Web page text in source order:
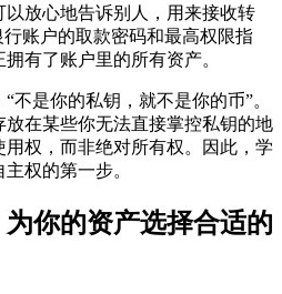
放心地告诉别人，用来接收转
账户的取款密码和最高权限指
有了账户里的所有资产。
不是你的私钥，就不是你的币”。
在某些你无法直接掌控私钥的地
权，而非绝对所有权。因此，学
权的第一步。
你的资产选择合适的